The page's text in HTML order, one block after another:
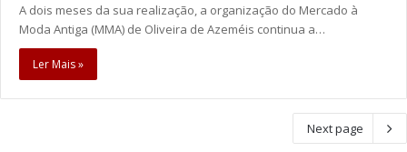
A dois meses da sua realização, a organização do Mercado à
Moda Antiga (MMA) de Oliveira de Azeméis continua a…
Ler Mais »
Next page